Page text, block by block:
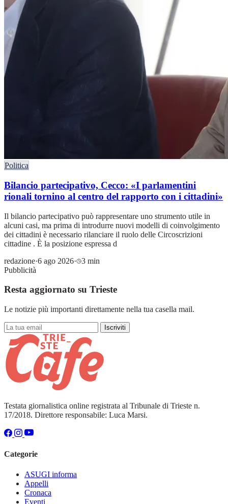
Politica
Bilancio partecipativo, Cecco: «I parlamentini
rionali tornino al centro del rapporto con i cittadini»
Il bilancio partecipativo può rappresentare uno strumento utile in
alcuni casi, ma prima di introdurre nuovi modelli di coinvolgimento
dei cittadini è necessario rilanciare il ruolo delle Circoscrizioni
cittadine . È la posizione espressa d
redazione·6 ago 2026·
3 min
Pubblicità
Resta aggiornato su Trieste
Le notizie più importanti direttamente nella tua casella mail.
Iscriviti
Testata giornalistica online registrata al Tribunale di Trieste n.
17/2018. Direttore responsabile: Luca Marsi.
Categorie
ASUGI informa
Appelli
Cronaca
Eventi